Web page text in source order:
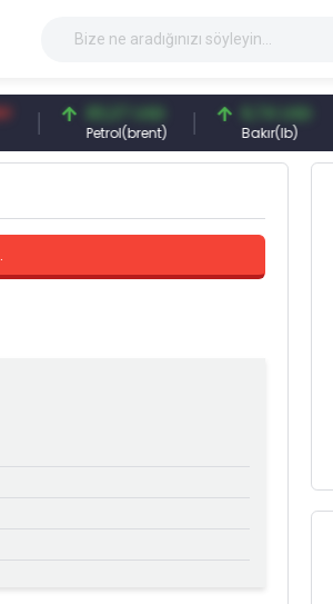
83,27 USD
Petrol(brent)
6,74 USD
Bakır(lb)